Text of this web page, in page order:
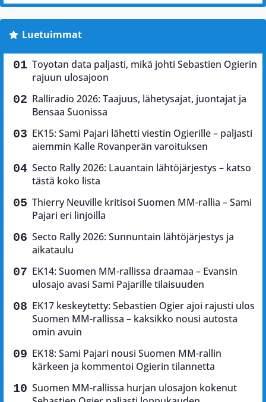
Luetuimmat
Toyotan data paljasti, mikä johti Sebastien Ogierin
rajuun ulosajoon
Ralliradio 2026: Taajuus, lähetysajat, juontajat ja
Bensaa Suonissa
EK15: Sami Pajari lähetti viestin Ogierille – paljasti
aiemmin Kalle Rovanperän varoituksen
Secto Rally 2026: Lauantain lähtöjärjestys – katso
tästä koko lista
Thierry Neuville kritisoi Suomen MM-rallia – Sami
Pajari eri linjoilla
Secto Rally 2026: Sunnuntain lähtöjärjestys ja
aikataulu
EK14: Suomen MM-rallissa draamaa – Evansin
ulosajo avasi Sami Pajarille tilaisuuden
EK17 keskeytetty: Sebastien Ogier ajoi rajusti ulos
Suomen MM-rallissa – kaksikko nousi autosta
omin avuin
EK18: Sami Pajari nousi Suomen MM-rallin
kärkeen ja kommentoi Ogierin tilannetta
Suomen MM-rallissa hurjan ulosajon kokenut